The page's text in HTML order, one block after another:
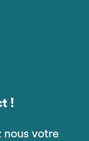
!
nous votre